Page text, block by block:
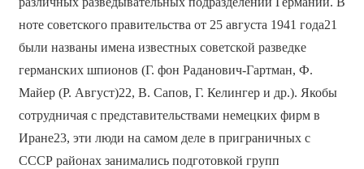
ноте советского правительства от 25 августа 1941 года21
были названы имена известных советской разведке
германских шпионов (Г. фон Раданович-Гартман, Ф.
Майер (Р. Август)22, В. Сапов, Г. Келингер и др.). Якобы
сотрудничая с представительствами немецких фирм в
Иране23, эти люди на самом деле в приграничных с
СССР районах занимались подготовкой групп